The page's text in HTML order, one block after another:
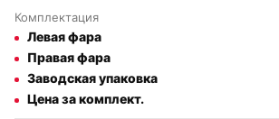
Комплектация
Левая фара
Правая фара
Заводская упаковка
Цена за комплект.